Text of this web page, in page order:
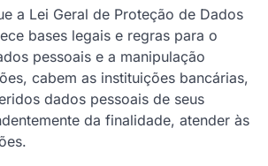
a Lei Geral de Proteção de Dados
bases legais e regras para o
pessoais e a manipulação
cabem as instituições bancárias,
dados pessoais de seus
da finalidade, atender às